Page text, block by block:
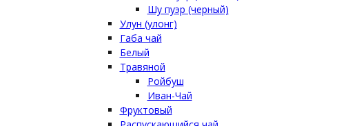
Шу пуэр (черный)
Улун (улонг)
Габа чай
Белый
Травяной
Ройбуш
Иван-Чай
Фруктовый